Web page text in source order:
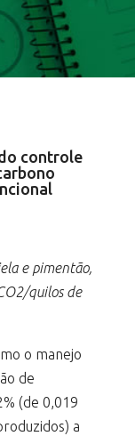
controle
e pimentão,
quilos de
o manejo
de
(de 0,019
a